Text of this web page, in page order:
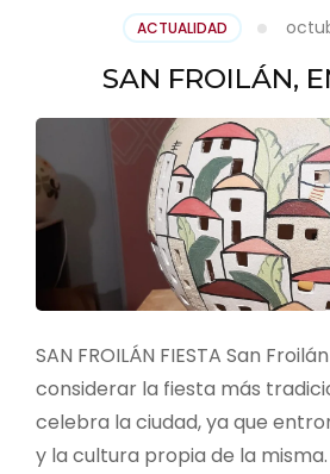
ACTUALIDAD
SAN FROILÁN,
SAN FROILÁN FIESTA San
considerar la fiesta más
celebra la ciudad, ya que
y la cultura propia de la